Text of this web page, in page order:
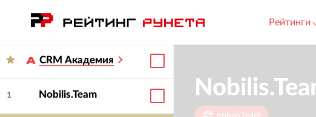
Рейтинги
CRM Академия
1 Nobilis.Team
nobilis.team